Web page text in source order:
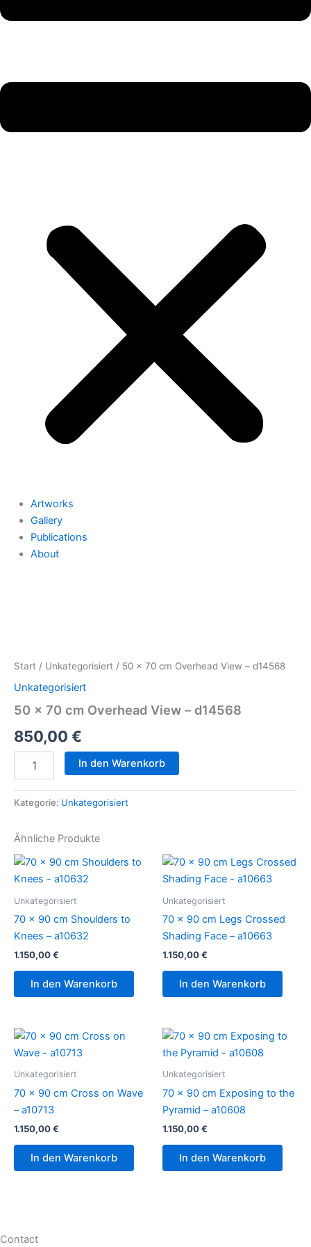
Artworks
Gallery
Publications
About
Start / Unkategorisiert / 50 x 70 cm Overhead View – d14568
Unkategorisiert
50 x 70 cm Overhead View – d14568
850,00 €
cm
Overhead
-
Menge
In den Warenkorb
Kategorie: Unkategorisiert
Ähnliche Produkte
Unkategorisiert
70 x 90 cm Shoulders to
Knees – a10632
1.150,00€
In den Warenkorb
Unkategorisiert
70 x 90 cm Legs Crossed
Shading Face – a10663
1.150,00€
In den Warenkorb
Unkategorisiert
70 x 90 cm Cross on Wave
– a10713
1.150,00€
In den Warenkorb
Unkategorisiert
70 x 90 cm Exposing to the
Pyramid – a10608
1.150,00€
In den Warenkorb
Contact